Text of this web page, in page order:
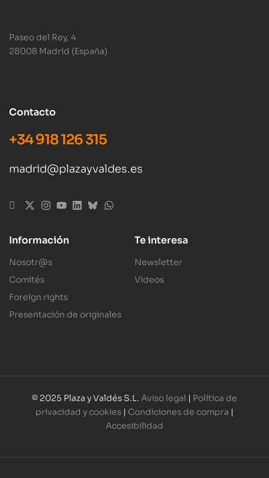
Paseo del Rey, 4
28008 Madrid (España)
Contacto
+34 918 126 315
madrid@plazayvaldes.es
Información
Nosotr@s
Comités
Foreign rights
Presentación de originales
Te interesa
Newsletter
Vídeos
© 2025 Plaza y Valdés S.L. Aviso legal | Política de
privacidad y cookies | Condiciones de compra |
Accesibilidad